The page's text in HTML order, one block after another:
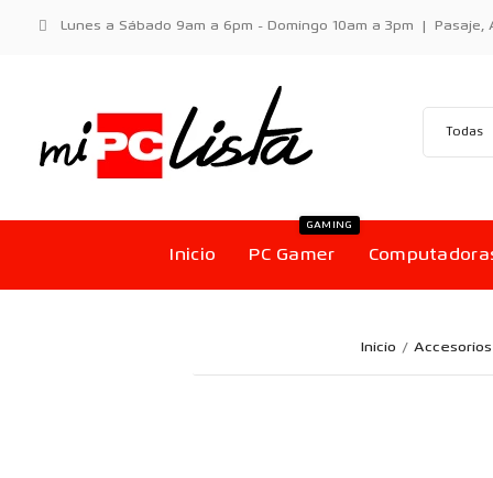
Lunes a Sábado 9am a 6pm - Domingo 10am a 3pm | Pasaje,
Inicio PC Gamer
GAMING
Inicio Accesorios